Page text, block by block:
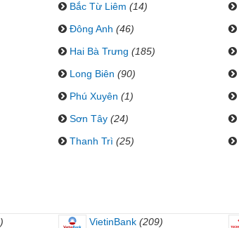
Bắc Từ Liêm (14)
Đông Anh (46)
Hai Bà Trưng (185)
Long Biên (90)
Phú Xuyên (1)
Sơn Tây (24)
Thanh Trì (25)
VietinBank (209)